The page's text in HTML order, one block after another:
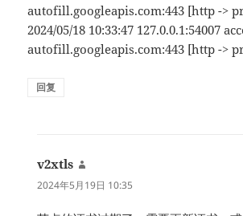
autofill.googleapis.com:443 [http ->
2024/05/18 10:33:47 127.0.0.1:54007
autofill.googleapis.com:443 [http ->
回复
v2xtls
道：
2024年5月19日 10:35